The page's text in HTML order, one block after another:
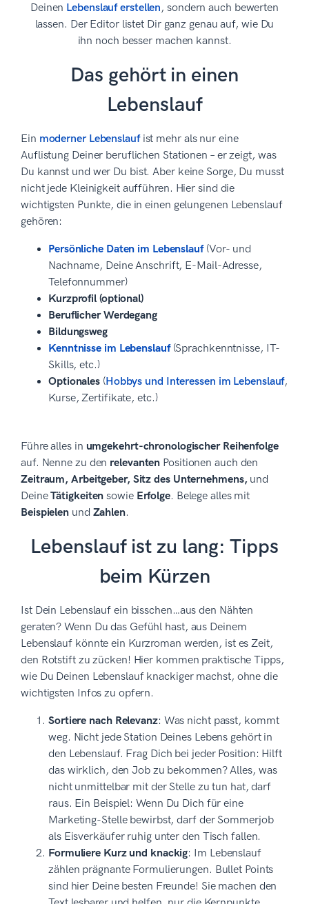
Deinen Lebenslauf erstellen, sondern auch bewerten
lassen. Der Editor listet Dir ganz genau auf, wie Du
ihn noch besser machen kannst.
Das gehört in einen
Lebenslauf
Ein moderner Lebenslaufist mehr als nur eine
Auflistung Deiner beruflichen Stationen – er zeigt, was
Du kannst und wer Du bist. Aber keine Sorge, Du musst
nicht jede Kleinigkeit aufführen. Hier sind die
wichtigsten Punkte, die in einen gelungenen Lebenslauf
gehören:
Persönliche Daten im Lebenslauf(Vor- und
Nachname, Deine Anschrift, E-Mail-Adresse,
Telefonnummer)
Kurzprofil (optional)
Beruflicher Werdegang
Bildungsweg
Kenntnisse im Lebenslauf(Sprachkenntnisse, IT-
Skills, etc.)
Optionales (Hobbys und Interessen im Lebenslauf,
Kurse, Zertifikate, etc.)
Führe alles in umgekehrt-chronologischer Reihenfolge
auf. Nenne zu den relevanten Positionen auch den
Zeitraum, Arbeitgeber, Sitz des Unternehmens, und
DeineTätigkeitensowie Erfolge. Belege alles mit
Beispielen und Zahlen.
Lebenslauf ist zu lang: Tipps
beim Kürzen
Ist Dein Lebenslauf ein bisschen…aus den Nähten
geraten? Wenn Du das Gefühl hast, aus Deinem
Lebenslauf könnte ein Kurzroman werden, ist es Zeit,
den Rotstift zu zücken! Hier kommen praktische Tipps,
wie Du Deinen Lebenslauf knackiger machst, ohne die
wichtigsten Infos zu opfern.
Sortiere nach Relevanz: Was nicht passt, kommt
weg. Nicht jede Station Deines Lebens gehört in
den Lebenslauf. Frag Dich bei jeder Position: Hilft
das wirklich, den Job zu bekommen? Alles, was
nicht unmittelbar mit der Stelle zu tun hat, darf
raus. Ein Beispiel: Wenn Du Dich für eine
Marketing-Stelle bewirbst, darf der Sommerjob
als Eisverkäufer ruhig unter den Tisch fallen.
Formuliere Kurz und knackig: Im Lebenslauf
zählen prägnante Formulierungen. Bullet Points
sind hier Deine besten Freunde! Sie machen den